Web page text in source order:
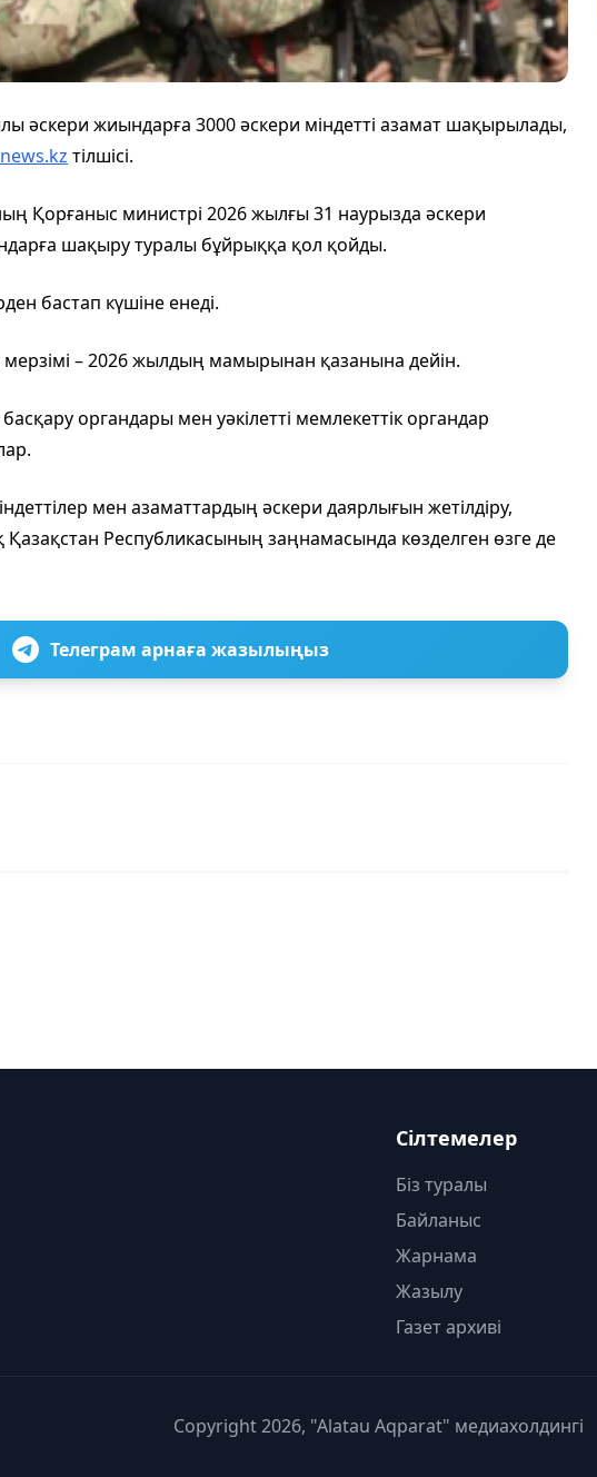
әскери жиындарға 3000 әскери міндетті азамат шақырылады,
тілшісі.
Қорғаныс министрі 2026 жылғы 31 наурызда әскери
шақыру туралы бұйрыққа қол қойды.
бастап күшіне енеді.
– 2026 жылдың мамырынан қазанына дейін.
органдары мен уәкілетті мемлекеттік органдар
мен азаматтардың әскери даярлығын жетілдіру,
Қазақстан Республикасының заңнамасында көзделген өзге де
Телеграм арнаға жазылыңыз
Сілтемелер
Біз туралы
Байланыс
Жарнама
Жазылу
Газет архиві
Copyright 2026, "Alatau Aqparat" медиахолдингі